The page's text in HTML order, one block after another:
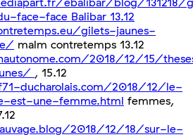
face-face Balibar 13.12
gilets-jaunes-
malm contretemps 13.12
2018/12/15/
, 15.12
ducharolais.com/2018/12/le-
est-une-femme.html femmes,
2018/12/18/sur-le-